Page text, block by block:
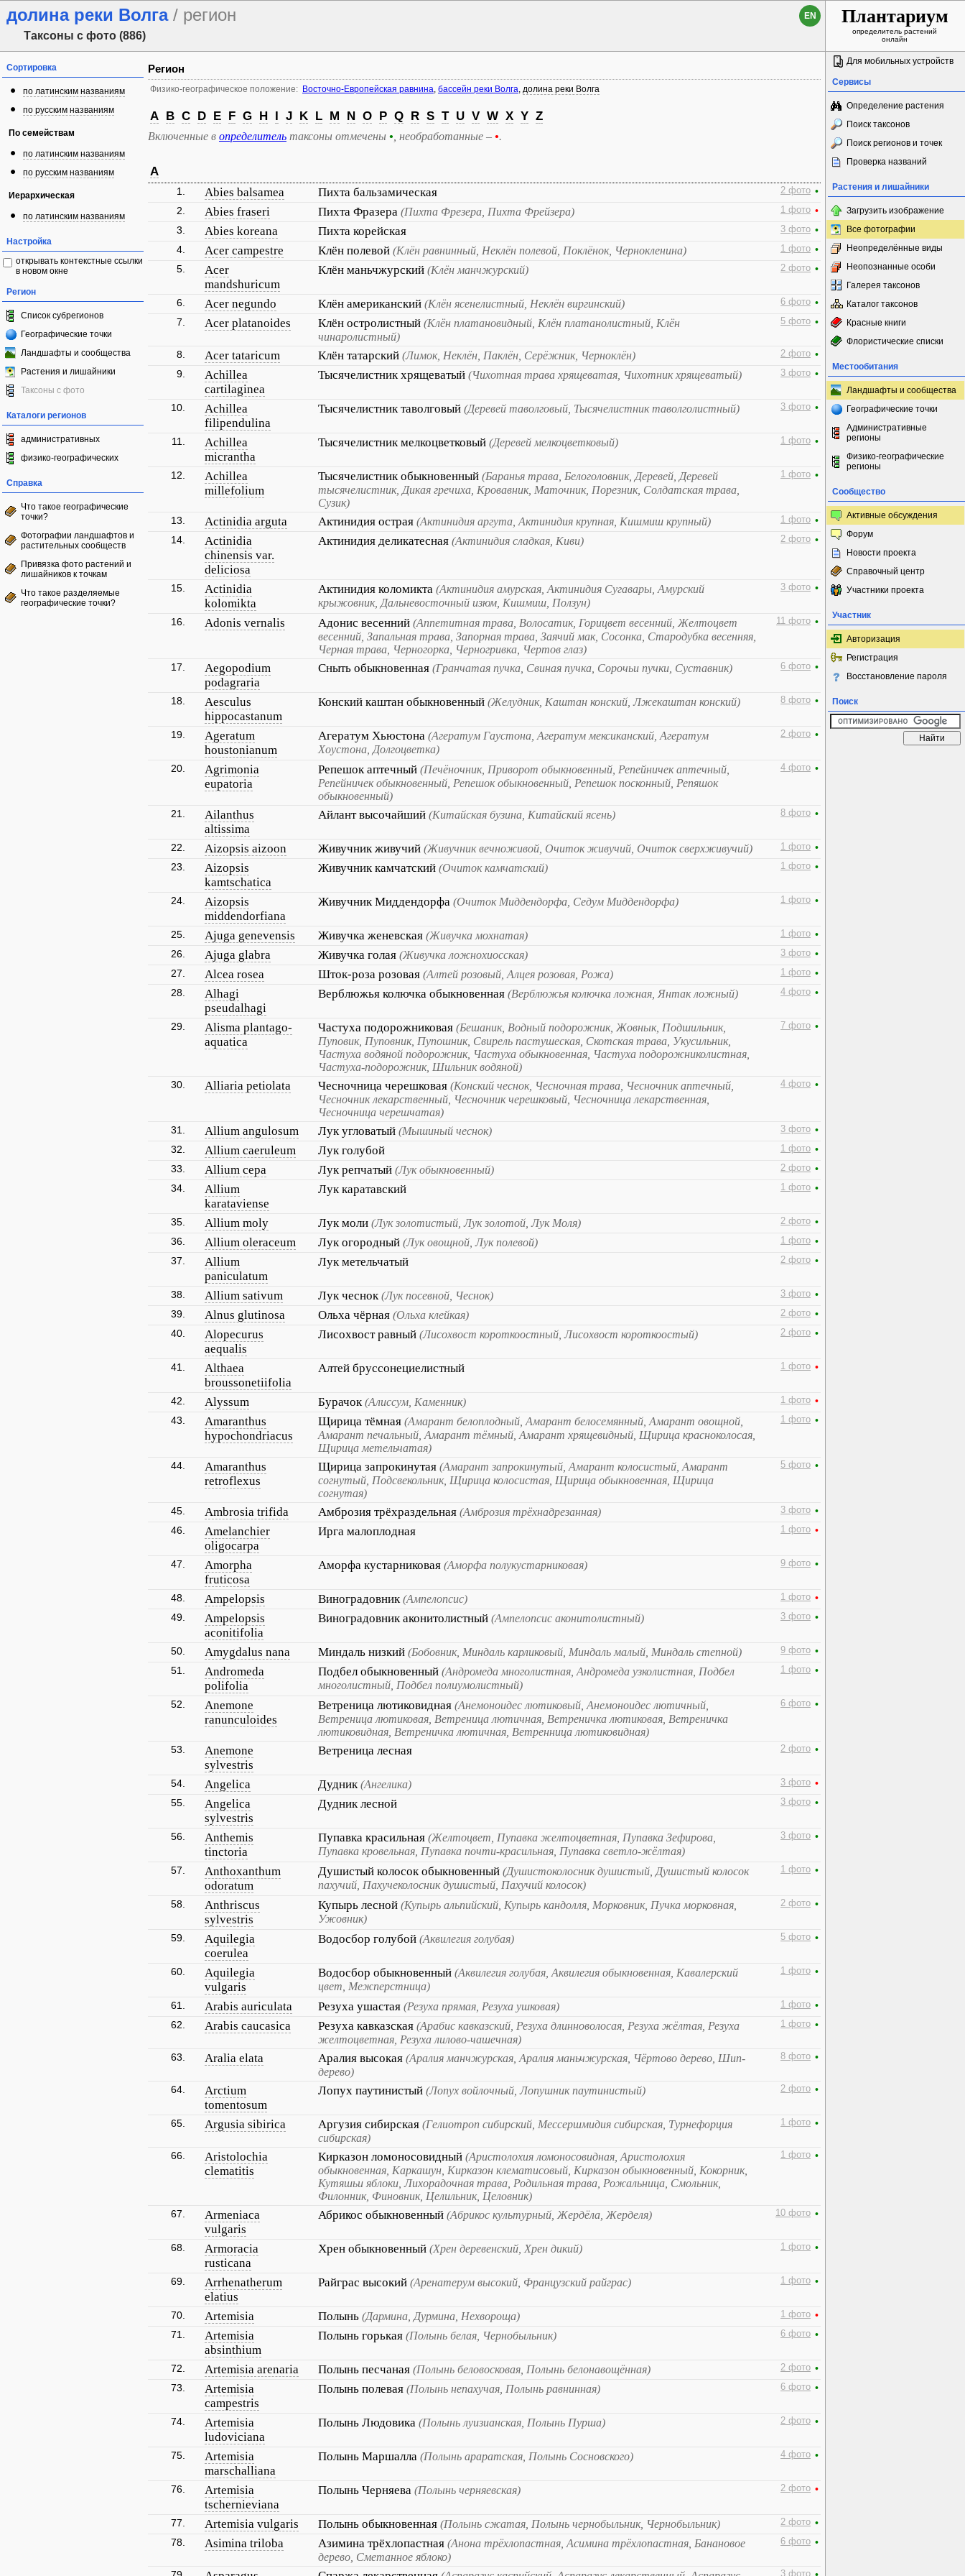
долина реки Волга/ регион
Таксоны с фото (886)
EN Плантариум
определитель растений
онлайн
Сортировка
по латинским названиям
по русским названиям
По семействам
по латинским названиям
по русским названиям
Иерархическая
по латинским названиям
Настройка
открывать контекстные ссылки
в новом окне
Регион
Список субрегионов
Географические точки
Ландшафты и сообщества
Растения и лишайники
Таксоны с фото
Каталоги регионов
административных
физико-географических
Справка
Что такое географические
точки?
Фотографии ландшафтов и
растительных сообществ
Привязка фото растений и
лишайников к точкам
Что такое разделяемые
географические точки?
Регион
Физико-географическое положение: Восточно-Европейская равнина, бассейн реки Волга, долина реки Волга
A B C D E F G H I J K L M N O P Q R S T U V W X Y Z
Включенные в определитель таксоны отмечены • , необработанные – •.
A
1. Abies balsamea Пихта бальзамическая 2 фото •
2.
Abies fraseri Пихта Фразера (Пихта Фрезера, Пихта Фрейзера) 1 фото •
3.
Abies koreana Пихта корейская 3 фото •
4.
Acer campestre Клён полевой (Клён равнинный, Неклён полевой, Поклёнок, Чернокленина) 1 фото •
5.
Acer
mandshuricum
Клён маньчжурский (Клён манчжурский) 2 фото •
6. Acer negundo Клён американский (Клён ясенелистный, Неклён виргинский) 6 фото •
7.
Acer platanoides Клён остролистный (Клён платановидный, Клён платанолистный, Клён
чинаролистный)
5 фото •
8. Acer tataricum Клён татарский (Лимок, Неклён, Паклён, Серёжник, Черноклён) 2 фото •
9.
Achillea
cartilaginea
Тысячелистник хрящеватый (Чихотная трава хрящеватая, Чихотник хрящеватый) 3 фото •
10.
Achillea
filipendulina
Тысячелистник таволговый (Деревей таволговый, Тысячелистник таволголистный) 3 фото •
11.
Achillea
micrantha
Тысячелистник мелкоцветковый (Деревей мелкоцветковый) 1 фото •
12.
Achillea
millefolium
Тысячелистник обыкновенный (Баранья трава, Белоголовник, Деревей, Деревей
тысячелистник, Дикая гречиха, Кровавник, Маточник, Порезник, Солдатская трава,
Сузик)
1 фото •
13. Actinidia arguta Актинидия острая (Актинидия аргута, Актинидия крупная, Кишмиш крупный) 1 фото •
14.
Actinidia
chinensis var.
deliciosa
Актинидия деликатесная (Актинидия сладкая, Киви) 2 фото •
15.
Actinidia
kolomikta
Актинидия коломикта (Актинидия амурская, Актинидия Сугавары, Амурский
крыжовник, Дальневосточный изюм, Кишмиш, Ползун)
3 фото •
16. Adonis vernalis Адонис весенний (Аппетитная трава, Волосатик, Горицвет весенний, Желтоцвет
весенний, Запальная трава, Запорная трава, Заячий мак, Сосонка, Стародубка весенняя,
Черная трава, Черногорка, Черногривка, Чертов глаз)
11 фото •
17.
Aegopodium
podagraria
Сныть обыкновенная (Гранчатая пучка, Свиная пучка, Сорочьи пучки, Суставник) 6 фото •
18.
Aesculus
hippocastanum
Конский каштан обыкновенный (Желудник, Каштан конский, Лжекаштан конский) 8 фото •
19.
Ageratum
houstonianum
Агератум Хьюстона (Агератум Гаустона, Агератум мексиканский, Агератум
Хоустона, Долгоцветка)
2 фото •
20.
Agrimonia
eupatoria
Репешок аптечный (Печёночник, Приворот обыкновенный, Репейничек аптечный,
Репейничек обыкновенный, Репешок обыкновенный, Репешок посконный, Репяшок
обыкновенный)
4 фото •
21.
Ailanthus
altissima
Айлант высочайший (Китайская бузина, Китайский ясень) 8 фото •
22. Aizopsis aizoon Живучник живучий (Живучник вечноживой, Очиток живучий, Очиток сверхживучий) 1 фото •
23.
Aizopsis
kamtschatica
Живучник камчатский (Очиток камчатский) 1 фото •
24.
Aizopsis
middendorfiana
Живучник Миддендорфа (Очиток Миддендорфа, Седум Миддендорфа) 1 фото •
25. Ajuga genevensis Живучка женевская (Живучка мохнатая) 1 фото •
26.
Ajuga glabra Живучка голая (Живучка ложнохиосская) 3 фото •
27.
Alcea rosea Шток-роза розовая (Алтей розовый, Алцея розовая, Рожа) 1 фото •
28.
Alhagi
pseudalhagi
Верблюжья колючка обыкновенная (Верблюжья колючка ложная, Янтак ложный) 4 фото •
29.
Alisma plantago-
aquatica
Частуха подорожниковая (Бешаник, Водный подорожник, Жовнык, Подшильник,
Пуповик, Пуповник, Пупошник, Свирель пастушеская, Скотская трава, Укусильник,
Частуха водяной подорожник, Частуха обыкновенная, Частуха подорожниколистная,
Частуха-подорожник, Шильник водяной)
7 фото •
30. Alliaria petiolata Чесночница черешковая (Конский чеснок, Чесночная трава, Чесночник аптечный,
Чесночник лекарственный, Чесночник черешковый, Чесночница лекарственная,
Чесночница черешчатая)
4 фото •
31. Allium angulosum Лук угловатый (Мышиный чеснок) 3 фото •
32.
Allium caeruleum Лук голубой 1 фото •
33.
Allium cepa Лук репчатый (Лук обыкновенный) 2 фото •
34.
Allium
karataviense
Лук каратавский 1 фото •
35. Allium moly Лук моли (Лук золотистый, Лук золотой, Лук Моля) 2 фото •
36.
Allium oleraceum Лук огородный (Лук овощной, Лук полевой) 1 фото •
37.
Allium
paniculatum
Лук метельчатый 2 фото •
38. Allium sativum Лук чеснок(Лук посевной, Чеснок) 3 фото •
39.
Alnus glutinosa Ольха чёрная (Ольха клейкая) 2 фото •
40.
Alopecurus
aequalis
Лисохвост равный (Лисохвост короткоостный, Лисохвост короткоостый) 2 фото •
41.
Althaea
broussonetiifolia
Алтей бруссонециелистный 1 фото •
42. Alyssum Бурачок(Алиссум, Каменник) 1 фото •
43.
Amaranthus
hypochondriacus
Щирица тёмная (Амарант белоплодный, Амарант белосемянный, Амарант овощной,
Амарант печальный, Амарант тёмный, Амарант хрящевидный, Щирица красноколосая,
Щирица метельчатая)
1 фото •
44.
Amaranthus
retroflexus
Щирица запрокинутая (Амарант запрокинутый, Амарант колосистый, Амарант
согнутый, Подсвекольник, Щирица колосистая, Щирица обыкновенная, Щирица
согнутая)
5 фото •
45. Ambrosia trifida Амброзия трёхраздельная (Амброзия трёхнадрезанная) 3 фото •
46.
Amelanchier
oligocarpa
Ирга малоплодная 1 фото •
47.
Amorpha
fruticosa
Аморфа кустарниковая (Аморфа полукустарниковая) 9 фото •
48. Ampelopsis Виноградовник(Ампелопсис) 1 фото •
49.
Ampelopsis
aconitifolia
Виноградовник аконитолистный (Ампелопсис аконитолистный) 3 фото •
50. Amygdalus nana Миндаль низкий (Бобовник, Миндаль карликовый, Миндаль малый, Миндаль степной) 9 фото •
51.
Andromeda
polifolia
Подбел обыкновенный (Андромеда многолистная, Андромеда узколистная, Подбел
многолистный, Подбел полиумолистный)
1 фото •
52.
Anemone
ranunculoides
Ветреница лютиковидная (Анемоноидес лютиковый, Анемоноидес лютичный,
Ветреница лютиковая, Ветреница лютичная, Ветреничка лютиковая, Ветреничка
лютиковидная, Ветреничка лютичная, Ветренница лютиковидная)
6 фото •
53.
Anemone
sylvestris
Ветреница лесная 2 фото •
54. Angelica Дудник(Ангелика) 3 фото •
55.
Angelica
sylvestris
Дудник лесной 3 фото •
56.
Anthemis
tinctoria
Пупавка красильная (Желтоцвет, Пупавка желтоцветная, Пупавка Зефирова,
Пупавка кровельная, Пупавка почти-красильная, Пупавка светло-жёлтая)
3 фото •
57.
Anthoxanthum
odoratum
Душистый колосок обыкновенный (Душистоколосник душистый, Душистый колосок
пахучий, Пахучеколосник душистый, Пахучий колосок)
1 фото •
58.
Anthriscus
sylvestris
Купырь лесной (Купырь альпийский, Купырь кандолля, Морковник, Пучка морковная,
Ужовник)
2 фото •
59.
Aquilegia
coerulea
Водосбор голубой (Аквилегия голубая) 5 фото •
60.
Aquilegia
vulgaris
Водосбор обыкновенный (Аквилегия голубая, Аквилегия обыкновенная, Кавалерский
цвет, Межперстница)
1 фото •
61. Arabis auriculata Резуха ушастая (Резуха прямая, Резуха ушковая) 1 фото •
62.
Arabis caucasica Резуха кавказская (Арабис кавказский, Резуха длинноволосая, Резуха жёлтая, Резуха
желтоцветная, Резуха лилово-чашечная)
1 фото •
63. Aralia elata Аралия высокая (Аралия манчжурская, Аралия маньчжурская, Чёртово дерево, Шип-
дерево)
8 фото •
64.
Arctium
tomentosum
Лопух паутинистый (Лопух войлочный, Лопушник паутинистый) 2 фото •
65. Argusia sibirica Аргузия сибирская (Гелиотроп сибирский, Мессершмидия сибирская, Турнефорция
сибирская)
1 фото •
66.
Aristolochia
clematitis
Кирказон ломоносовидный (Аристолохия ломоносовидная, Аристолохия
обыкновенная, Каркашун, Кирказон клематисовый, Кирказон обыкновенный, Кокорник,
Кутяшьи яблоки, Лихорадочная трава, Родильная трава, Рожальница, Смольник,
Филонник, Финовник, Целильник, Целовник)
1 фото •
67.
Armeniaca
vulgaris
Абрикос обыкновенный (Абрикос культурный, Жердёла, Жерделя) 10 фото •
68.
Armoracia
rusticana
Хрен обыкновенный (Хрен деревенский, Хрен дикий) 1 фото •
69.
Arrhenatherum
elatius
Райграс высокий (Аренатерум высокий, Французский райграс) 1 фото •
70. Artemisia Полынь (Дармина, Дурмина, Нехвороща) 1 фото •
71.
Artemisia
absinthium
Полынь горькая (Полынь белая, Чернобыльник) 6 фото •
72. Artemisia arenaria Полынь песчаная (Полынь беловосковая, Полынь белонавощённая) 2 фото •
73.
Artemisia
campestris
Полынь полевая (Полынь непахучая, Полынь равнинная) 6 фото •
74.
Artemisia
ludoviciana
Полынь Людовика (Полынь луизианская, Полынь Пурша) 2 фото •
75.
Artemisia
marschalliana
Полынь Маршалла (Полынь араратская, Полынь Сосновского) 4 фото •
76.
Artemisia
tschernieviana
Полынь Черняева (Полынь черняевская) 2 фото •
77. Artemisia vulgaris Полынь обыкновенная (Полынь сжатая, Полынь чернобыльник, Чернобыльник) 2 фото •
78.
Asimina triloba Азимина трёхлопастная (Анона трёхлопастная, Асимина трёхлопастная, Банановое
дерево, Сметанное яблоко)
6 фото •
3 фото
Для мобильных устройств
Сервисы
Определение растения
Поиск таксонов
Поиск регионов и точек
Проверка названий
Растения и лишайники
Загрузить изображение
Все фотографии
Неопределённые виды
Неопознанные особи
Галерея таксонов
Каталог таксонов
Красные книги
Флористические списки
Местообитания
Ландшафты и сообщества
Географические точки
Административные
регионы
Физико-географические
регионы
Сообщество
Активные обсуждения
Форум
Новости проекта
Справочный центр
Участники проекта
Участник
Авторизация
Регистрация
Восстановление пароля
Поиск